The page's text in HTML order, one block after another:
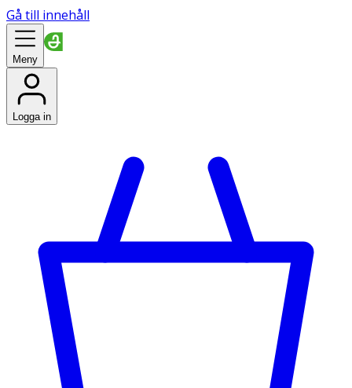
Gå till innehåll
Meny
Logga in